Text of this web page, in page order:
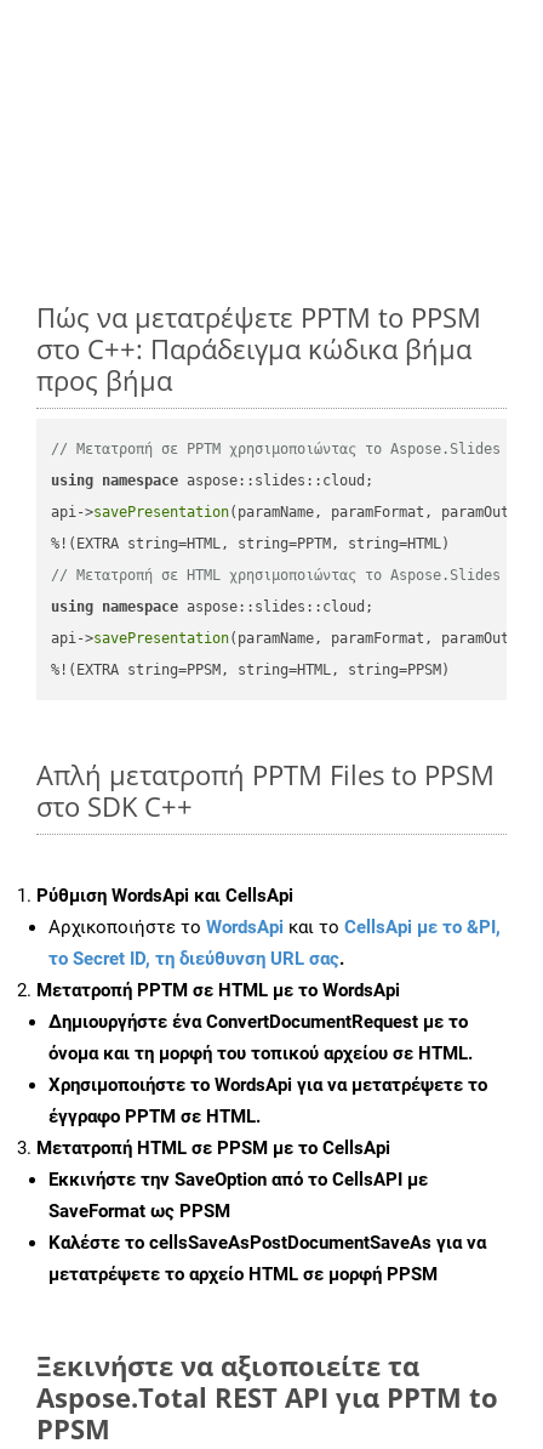
Πώς να μετατρέψετε PPTM to PPSM
στο C++: Παράδειγμα κώδικα βήμα
προς βήμα
// Μετατροπή σε PPTM χρησιμοποιώντας το Aspose.Slides
using namespace aspose::slides::cloud;
api->savePresentation(paramName, paramFormat,
// Μετατροπή σε HTML χρησιμοποιώντας το Aspose.Slides
using namespace aspose::slides::cloud;
api->savePresentation(paramName, paramFormat,
%!(EXTRA string=PPSM, string=HTML, string=PPSM)
Απλή μετατροπή PPTM Files to PPSM
στο SDK C++
Ρύθμιση WordsApi και CellsApi
Αρχικοποιήστε το WordsApi και το CellsApi με το &PI,
το Secret ID, τη διεύθυνση URL σας.
Μετατροπή PPTM σε HTML με το WordsApi
Δημιουργήστε έναConvertDocumentRequest με το
όνομα και τη μορφή του τοπικού αρχείου σε HTML.
Χρησιμοποιήστε το WordsApi για να μετατρέψετε το
έγγραφο PPTM σε HTML.
Μετατροπή HTML σε PPSM με το CellsApi
Εκκινήστε την SaveOption από το CellsAPI με
SaveFormat ως PPSM
Καλέστε το cellsSaveAsPostDocumentSaveAs για να
μετατρέψετε το αρχείο HTML σε μορφή PPSM
Ξεκινήστε να αξιοποιείτε τα
Aspose.Total REST API για PPTM to
PPSM